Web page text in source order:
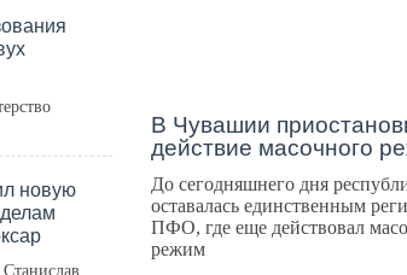
новую
В Чувашии
действие масочного
До сегодняшнего дня
оставалась единственным
ПФО, где еще действовал
режим